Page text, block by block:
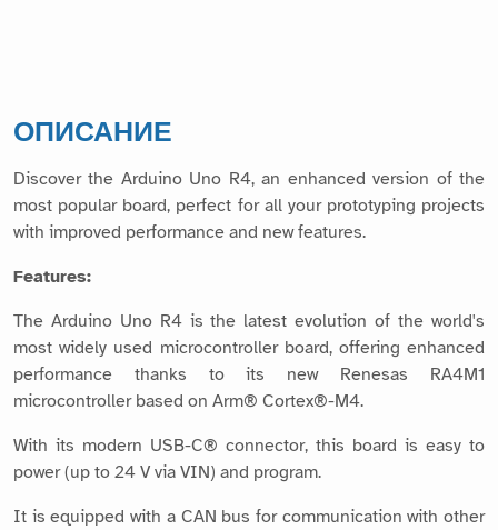
ОПИСАНИЕ
Discover the Arduino Uno R4, an enhanced version of the
most popular board, perfect for all your prototyping projects
with improved performance and new features.
Features:
The Arduino Uno R4 is the latest evolution of the world's
most widely used microcontroller board, offering enhanced
performance thanks to its new Renesas RA4M1
microcontroller based on Arm® Cortex®-M4.
With its modern USB-C® connector, this board is easy to
power (up to 24 V via VIN) and program.
It is equipped with a CAN bus for communication with other